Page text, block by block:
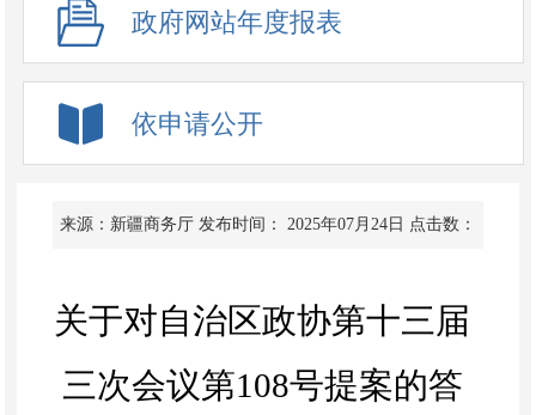
政府网站年度报表
依申请公开
来源：新疆商务厅 发布时间： 2025年07月24日 点击数：
关于对自治区政协第十三届
三次会议第108号提案的答